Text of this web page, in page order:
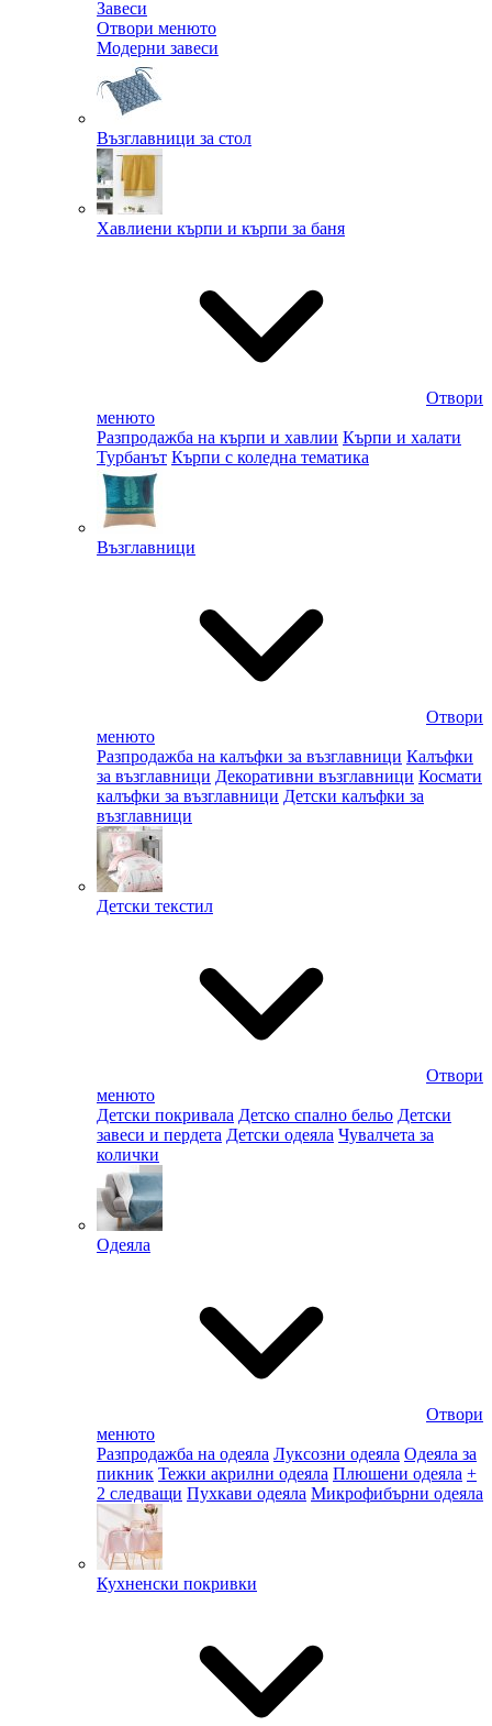
Завеси
Отвори менюто
Модерни завеси
Възглавници за стол
Хавлиени кърпи и кърпи за баня
Отвори
менюто
Разпродажба на кърпи и хавлии Кърпи и халати
Турбанът Кърпи с коледна тематика
Възглавници
Отвори
менюто
Разпродажба на калъфки за възглавници Калъфки
за възглавници Декоративни възглавници Космати
калъфки за възглавници Детски калъфки за
възглавници
Детски текстил
Отвори
менюто
Детски покривала Детско спално бельо Детски
завеси и пердета Детски одеяла Чувалчета за
колички
Одеяла
Отвори
менюто
Разпродажба на одеяла Луксозни одеяла Одеяла за
пикник Тежки акрилни одеяла Плюшени одеяла +
2 следващи Пухкави одеяла Микрофибърни одеяла
Кухненски покривки